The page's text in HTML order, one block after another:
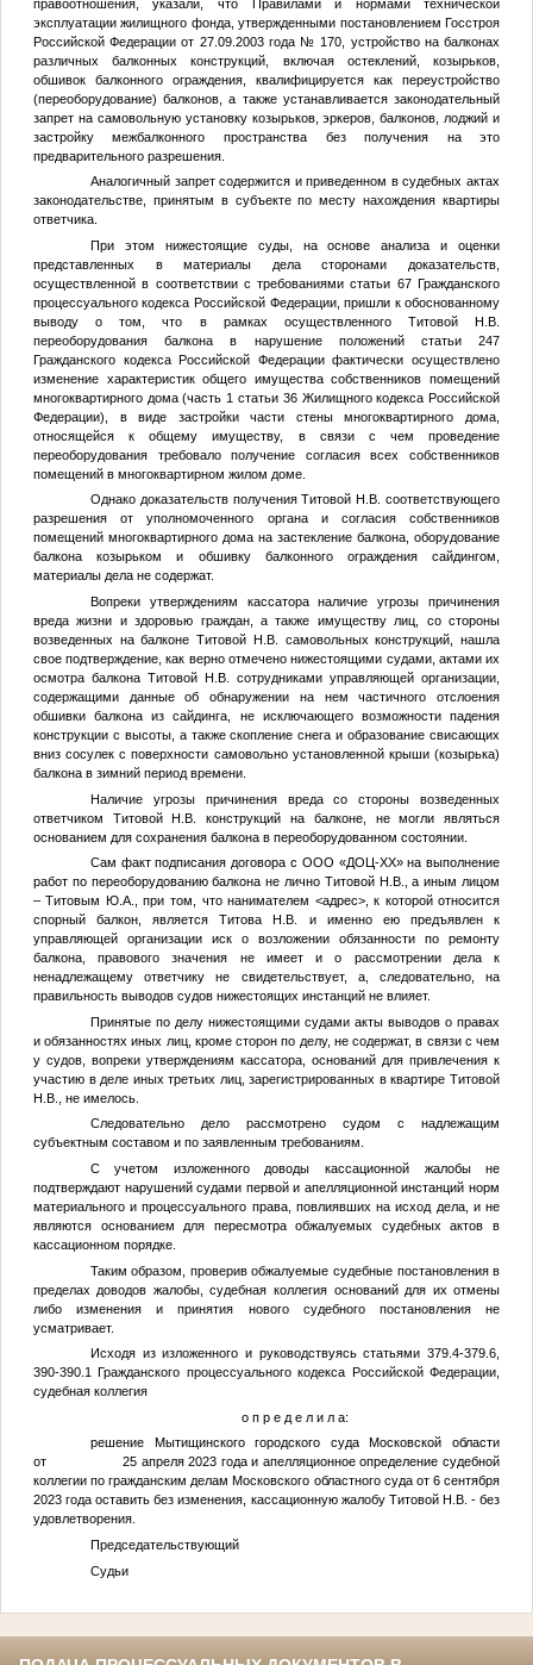
правоотношения, указали, что Правилами и нормами технической
эксплуатации жилищного фонда, утвержденными постановлением Госстроя
Российской Федерации от 27.09.2003 года № 170, устройство на балконах
различных балконных конструкций, включая остеклений, козырьков,
обшивок балконного ограждения, квалифицируется как переустройство
(переоборудование) балконов, а также устанавливается законодательный
запрет на самовольную установку козырьков, эркеров, балконов, лоджий и
застройку межбалконного пространства без получения на это
предварительного разрешения.
Аналогичный запрет содержится и приведенном в судебных актах
законодательстве, принятым в субъекте по месту нахождения квартиры
ответчика.
При этом нижестоящие суды, на основе анализа и оценки
представленных в материалы дела сторонами доказательств,
осуществленной в соответствии с требованиями статьи 67 Гражданского
процессуального кодекса Российской Федерации, пришли к обоснованному
выводу о том, что в рамках осуществленного Титовой Н.В.
переоборудования балкона в нарушение положений статьи 247
Гражданского кодекса Российской Федерации фактически осуществлено
изменение характеристик общего имущества собственников помещений
многоквартирного дома (часть 1 статьи 36 Жилищного кодекса Российской
Федерации), в виде застройки части стены многоквартирного дома,
относящейся к общему имуществу, в связи с чем проведение
переоборудования требовало получение согласия всех собственников
помещений в многоквартирном жилом доме.
Однако доказательств получения Титовой Н.В. соответствующего
разрешения от уполномоченного органа и согласия собственников
помещений многоквартирного дома на застекление балкона, оборудование
балкона козырьком и обшивку балконного ограждения сайдингом,
материалы дела не содержат.
Вопреки утверждениям кассатора наличие угрозы причинения
вреда жизни и здоровью граждан, а также имуществу лиц, со стороны
возведенных на балконе Титовой Н.В. самовольных конструкций, нашла
свое подтверждение, как верно отмечено нижестоящими судами, актами их
осмотра балкона Титовой Н.В. сотрудниками управляющей организации,
содержащими данные об обнаружении на нем частичного отслоения
обшивки балкона из сайдинга, не исключающего возможности падения
конструкции с высоты, а также скопление снега и образование свисающих
вниз сосулек с поверхности самовольно установленной крыши (козырька)
балкона в зимний период времени.
Наличие угрозы причинения вреда со стороны возведенных
ответчиком Титовой Н.В. конструкций на балконе, не могли являться
основанием для сохранения балкона в переоборудованном состоянии.
Сам факт подписания договора с ООО «ДОЦ-ХХ» на выполнение
работ по переоборудованию балкона не лично Титовой Н.В., а иным лицом
– Титовым Ю.А., при том, что нанимателем <адрес>, к которой относится
спорный балкон, является Титова Н.В. и именно ею предъявлен к
управляющей организации иск о возложении обязанности по ремонту
балкона, правового значения не имеет и о рассмотрении дела к
ненадлежащему ответчику не свидетельствует, а, следовательно, на
правильность выводов судов нижестоящих инстанций не влияет.
Принятые по делу нижестоящими судами акты выводов о правах
и обязанностях иных лиц, кроме сторон по делу, не содержат, в связи с чем
у судов, вопреки утверждениям кассатора, оснований для привлечения к
участию в деле иных третьих лиц, зарегистрированных в квартире Титовой
Н.В., не имелось.
Следовательно дело рассмотрено судом с надлежащим
субъектным составом и по заявленным требованиям.
С учетом изложенного доводы кассационной жалобы не
подтверждают нарушений судами первой и апелляционной инстанций норм
материального и процессуального права, повлиявших на исход дела, и не
являются основанием для пересмотра обжалуемых судебных актов в
кассационном порядке.
Таким образом, проверив обжалуемые судебные постановления в
пределах доводов жалобы, судебная коллегия оснований для их отмены
либо изменения и принятия нового судебного постановления не
усматривает.
Исходя из изложенного и руководствуясь статьями 379.4-379.6,
390-390.1 Гражданского процессуального кодекса Российской Федерации,
судебная коллегия
о п р е д е л и л а:
решение Мытищинского городского суда Московской области
от 25 апреля 2023 года и апелляционное определение судебной
коллегии по гражданским делам Московского областного суда от 6 сентября
2023 года оставить без изменения, кассационную жалобу Титовой Н.В. - без
удовлетворения.
Председательствующий
Судьи